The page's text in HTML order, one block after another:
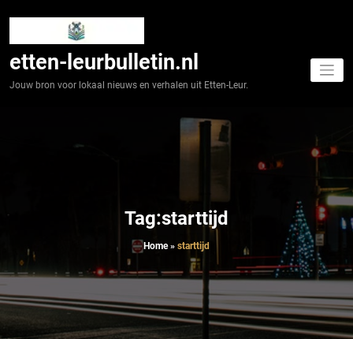
etten-leurbulletin.nl
Jouw bron voor lokaal nieuws en verhalen uit Etten-Leur.
Tag:starttijd
Home» starttijd